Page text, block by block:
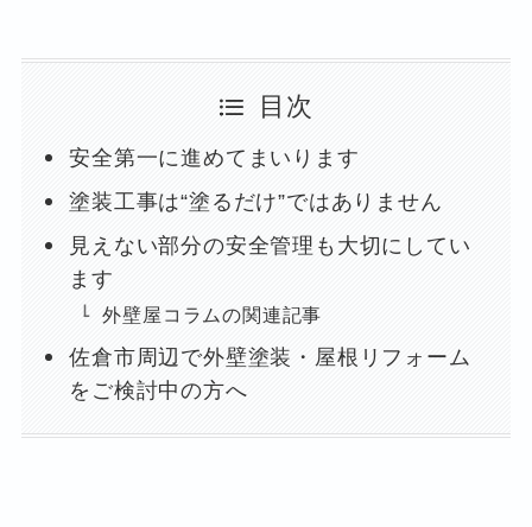
目次
安全第一に進めてまいります
塗装工事は“塗るだけ”ではありません
見えない部分の安全管理も大切にしてい
ます
外壁屋コラムの関連記事
佐倉市周辺で外壁塗装・屋根リフォーム
をご検討中の方へ